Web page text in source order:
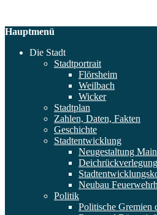
Hauptmenü
Die Stadt
Stadtportrait
Flörsheim
Weilbach
Wicker
Stadtplan
Zahlen, Daten, Fakten
Geschichte
Stadtentwicklung
Neugestaltung
Deichrückverlegung
Neubau
Politik
Politische Gremien